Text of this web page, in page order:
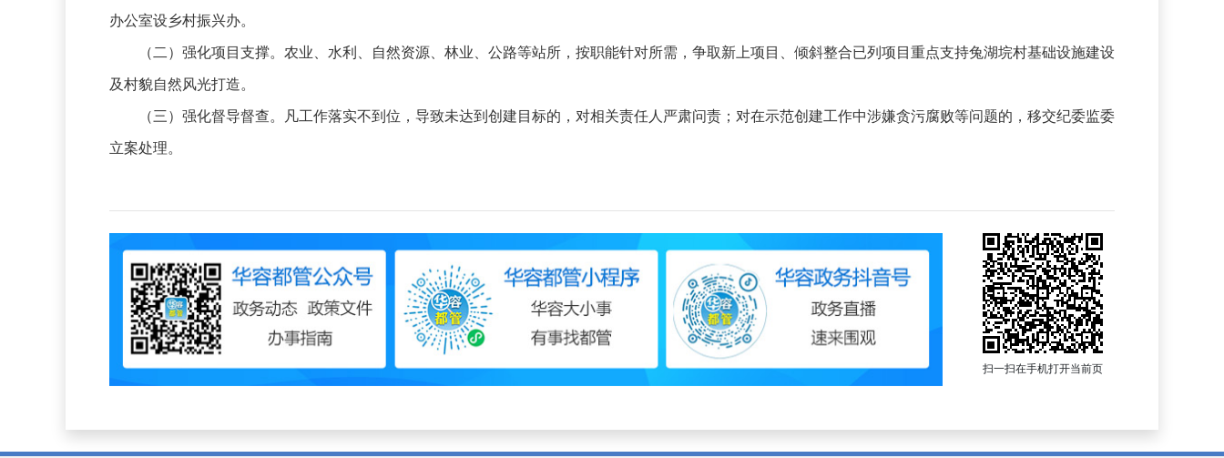
办公室设乡村振兴办。
（二）强化项目支撑。农业、水利、自然资源、林业、公路等站所，按职能针对所需，争取新上项目、倾斜整合已列项目重点支持兔湖垸村基础设施建设
及村貌自然风光打造。
（三）强化督导督查。凡工作落实不到位，导致未达到创建目标的，对相关责任人严肃问责；对在示范创建工作中涉嫌贪污腐败等问题的，移交纪委监委
立案处理。
扫一扫在手机打开当前页